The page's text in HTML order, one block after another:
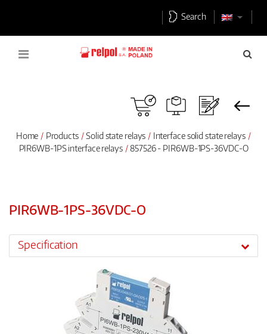
Search
Home Products Solid state relays
Interface solid state relays
PIR6WB-1PS interface relays
857526 - PIR6WB-1PS-36VDC-O
PIR6WB-1PS-36VDC-O
Specification